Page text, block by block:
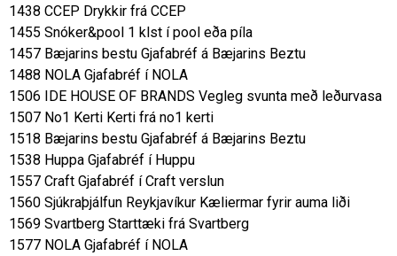
1438 CCEP Drykkir frá CCEP
1455 Snóker&pool 1 klst í pool eða píla
1457 Bæjarins bestu Gjafabréf á Bæjarins Beztu
1488 NOLA Gjafabréf í NOLA
1506 IDE HOUSE OF BRANDS Vegleg svunta með leðurvasa
1507 No1 Kerti Kerti frá no1 kerti
1518 Bæjarins bestu Gjafabréf á Bæjarins Beztu
1538 Huppa Gjafabréf í Huppu
1557 Craft Gjafabréf í Craft verslun
1560 Sjúkraþjálfun Reykjavíkur Kæliermar fyrir auma liði
1569 Svartberg Starttæki frá Svartberg
1577 NOLA Gjafabréf í NOLA